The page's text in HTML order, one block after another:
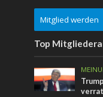
Mitglied werden
Top